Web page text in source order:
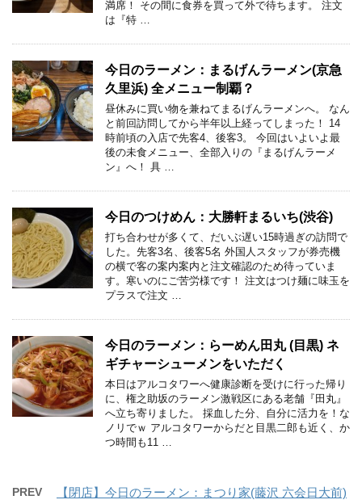
満席！ その間に食券を買って外で待ちます。 注文
は『特 …
今日のラーメン：まるげんラーメン(京急
久里浜) 全メニュー制覇？
昼休みに買い物を兼ねてまるげんラーメンへ。 なん
と前回訪問してから半年以上経ってしまった！ 14
時前頃の入店で先客4、後客3。 今回はいよいよ最
後の未食メニュー、全部入りの『まるげんラーメ
ン』へ！ 具 …
今日のつけめん：大勝軒まるいち(渋谷)
打ち合わせが多くて、だいぶ遅い15時過ぎの訪問で
した。先客3名、後客5名 外国人スタッフが券売機
の横で客の案内案内と注文確認のため待っていま
す。寒いのにご苦労様です！ 注文はつけ麺に味玉を
プラスで注文 …
今日のラーメン：らーめん田丸 (目黒) ネ
ギチャーシューメンをいただく
本日はアルコタワーへ健康診断を受けに行った帰り
に、権之助坂のラーメン激戦区にある老舗『田丸』
へ立ち寄りました。 採血した分、自分に活力を！な
ノリでｗ アルコタワーからだと目黒二郎も近く、か
つ時間も11 …
PREV 【閉店】今日のラーメン：まつり家(藤沢 六会日大前)